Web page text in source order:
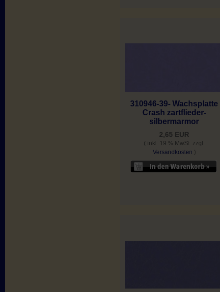
310946-39- Wachsplatte
Crash zartflieder-
silbermarmor
2,65 EUR
( inkl. 19 % MwSt. zzgl.
Versandkosten )